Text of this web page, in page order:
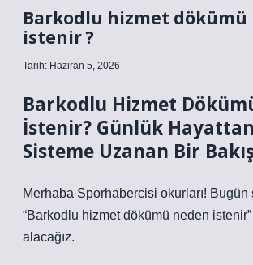
Barkodlu hizmet dökümü
istenir ?
Tarih: Haziran 5, 2026
Barkodlu Hizmet
İstenir? Günlük
Sisteme Uzanan Bir
Merhaba Sporhabercisi okurları! Bugün
“Barkodlu hizmet dökümü neden
alacağız.